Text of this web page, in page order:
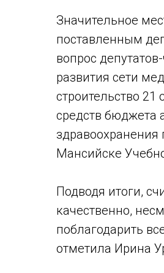
Значительное
поставленным
вопрос
развития сети
строительство
средств бюджета
здравоохранения
Мансийске
Подводя итоги,
качественно,
поблагодарить
отметила Ирина